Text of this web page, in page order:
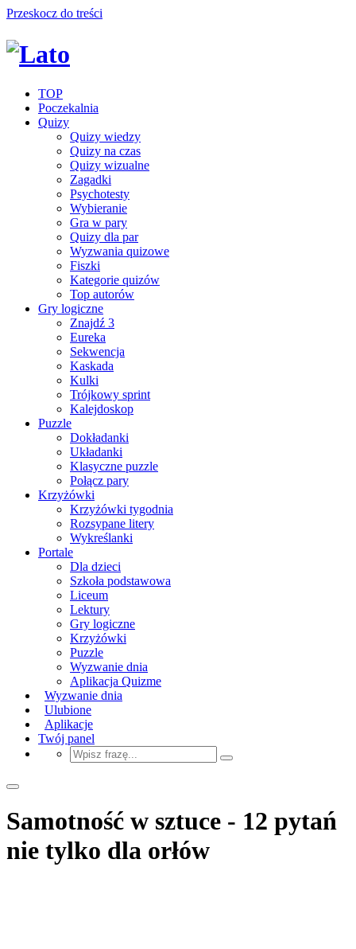
Przeskocz do treści
TOP
Poczekalnia
Quizy
Quizy wiedzy
Quizy na czas
Quizy wizualne
Zagadki
Psychotesty
Wybieranie
Gra w pary
Quizy dla par
Wyzwania quizowe
Fiszki
Kategorie quizów
Top autorów
Gry logiczne
Znajdź 3
Eureka
Sekwencja
Kaskada
Kulki
Trójkowy sprint
Kalejdoskop
Puzzle
Dokładanki
Układanki
Klasyczne puzzle
Połącz pary
Krzyżówki
Krzyżówki tygodnia
Rozsypane litery
Wykreślanki
Portale
Dla dzieci
Szkoła podstawowa
Liceum
Lektury
Gry logiczne
Krzyżówki
Puzzle
Wyzwanie dnia
Aplikacja Quizme
Wyzwanie dnia
Ulubione
Aplikacje
Twój panel
Samotność w sztuce - 12 pytań
nie tylko dla orłów